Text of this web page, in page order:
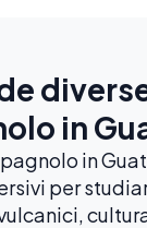
in
in
per